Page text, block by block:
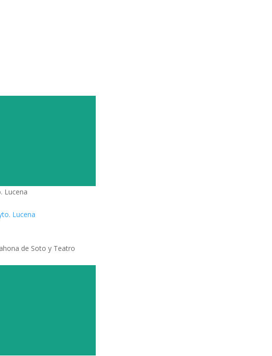
Lucena
de Soto y Teatro